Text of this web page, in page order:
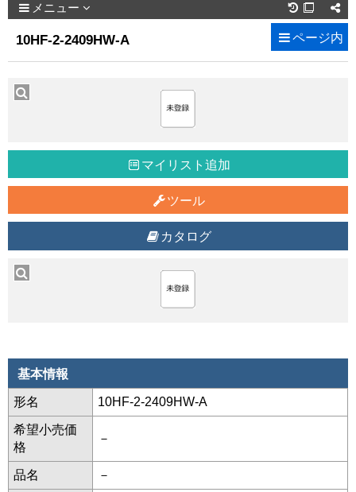
メニュー 
10HF-2-2409HW-A ページ内
マイリスト追加
ツール
カタログ
基本情報
形名 10HF-2-2409HW-A
希望小売価
格
－
品名 －